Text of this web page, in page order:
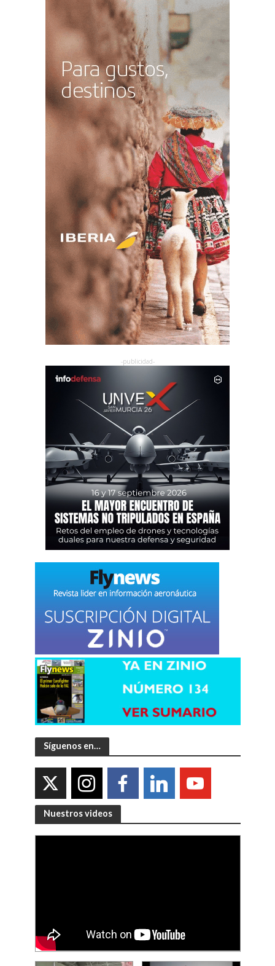
Síguenos en…
Nuestros videos